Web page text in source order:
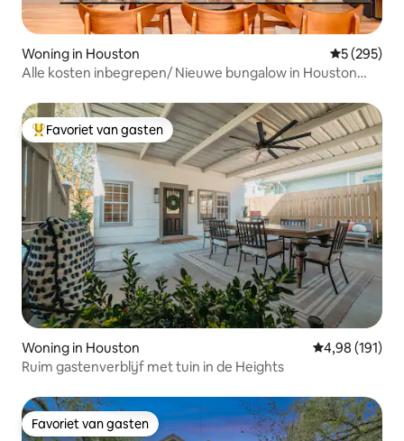
Woning in Houston
5 (295)
Alle kosten inbegrepen/ Nieuwe bungalow in Houston
Topfavoriet van gasten
Favoriet van gasten
Woning in Houston Gemiddelde
4,98 (191)
Ruim gastenverblijf met tuin in de Heights
Favoriet van gasten
Favoriet van gasten